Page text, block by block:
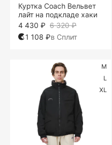
Куртка Coach Вельвет
лайт на подкладе хаки
6 320 ₽
4 430 ₽
1 108 ₽в Сплит
M
L
XL